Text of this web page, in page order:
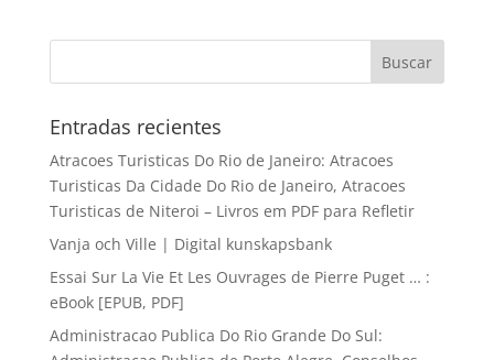
Entradas recientes
Atracoes Turisticas Do Rio de Janeiro: Atracoes
Turisticas Da Cidade Do Rio de Janeiro, Atracoes
Turisticas de Niteroi – Livros em PDF para Refletir
Vanja och Ville | Digital kunskapsbank
Essai Sur La Vie Et Les Ouvrages de Pierre Puget … :
eBook [EPUB, PDF]
Administracao Publica Do Rio Grande Do Sul: